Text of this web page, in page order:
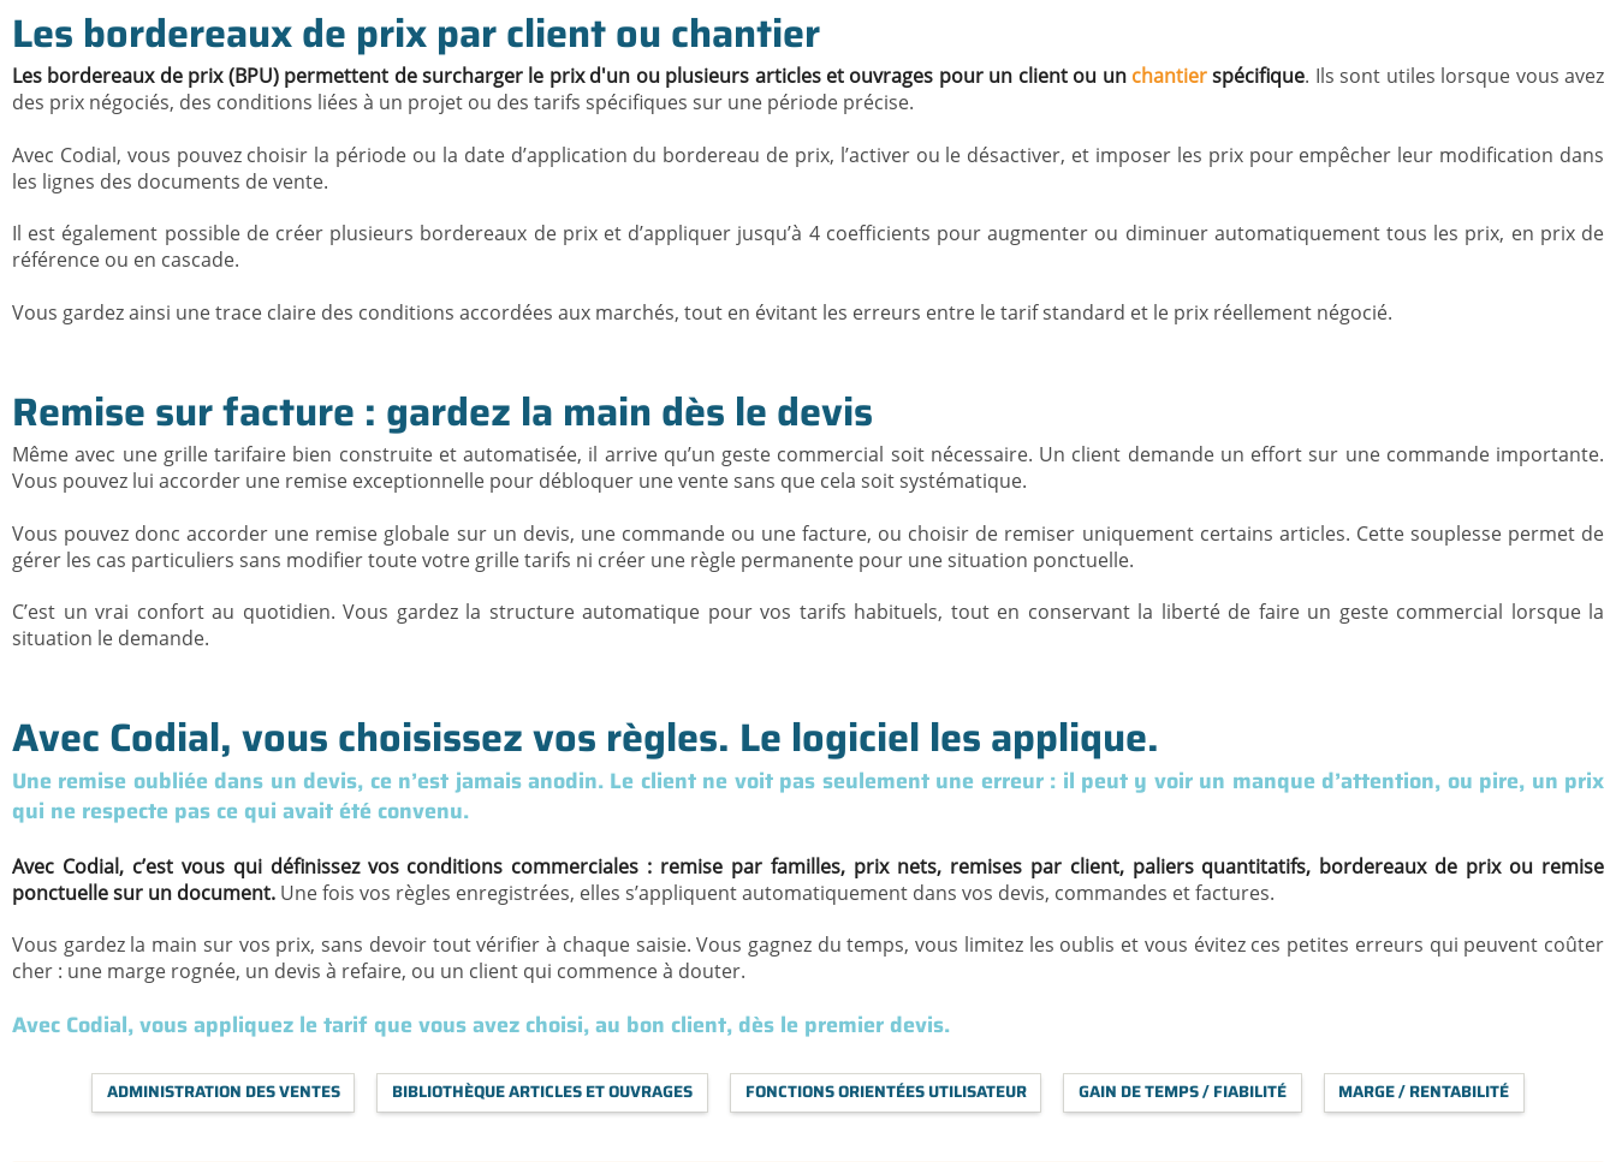
Les bordereaux de prix par client ou chantier
Les bordereaux de prix (BPU) permettent de surcharger le prix d'un ou plusieurs articles et ouvrages pour un client ou un chantierspécifique. Ils sont utiles lorsque vous avez
des prix négociés, des conditions liées à un projet ou des tarifs spécifiques sur une période précise.
Avec Codial, vous pouvez choisir la période ou la date d’application du bordereau de prix, l’activer ou le désactiver, et imposer les prix pour empêcher leur modification dans
les lignes des documents de vente.
Il est également possible de créer plusieurs bordereaux de prix et d’appliquer jusqu’à 4 coefficients pour augmenter ou diminuer automatiquement tous les prix, en prix de
référence ou en cascade.
Vous gardez ainsi une trace claire des conditions accordées aux marchés, tout en évitant les erreurs entre le tarif standard et le prix réellement négocié.
Remise sur facture : gardez la main dès le devis
Même avec une grille tarifaire bien construite et automatisée, il arrive qu’un geste commercial soit nécessaire. Un client demande un effort sur une commande importante.
Vous pouvez lui accorder une remise exceptionnelle pour débloquer une vente sans que cela soit systématique.
Vous pouvez donc accorder une remise globale sur un devis, une commande ou une facture, ou choisir de remiser uniquement certains articles. Cette souplesse permet de
gérer les cas particuliers sans modifier toute votre grille tarifs ni créer une règle permanente pour une situation ponctuelle.
C’est un vrai confort au quotidien. Vous gardez la structure automatique pour vos tarifs habituels, tout en conservant la liberté de faire un geste commercial lorsque la
situation le demande.
Avec Codial, vous choisissez vos règles. Le logiciel les applique.
Une remise oubliée dans un devis, ce n’est jamais anodin. Le client ne voit pas seulement une erreur : il peut y voir un manque d’attention, ou pire, un prix
qui ne respecte pas ce qui avait été convenu.
Avec Codial, c’est vous qui définissez vos conditions commerciales : remise par familles, prix nets, remises par client, paliers quantitatifs, bordereaux de prix ou remise
ponctuelle sur un document. Une fois vos règles enregistrées, elles s’appliquent automatiquement dans vos devis, commandes et factures.
Vous gardez la main sur vos prix, sans devoir tout vérifier à chaque saisie. Vous gagnez du temps, vous limitez les oublis et vous évitez ces petites erreurs qui peuvent coûter
cher : une marge rognée, un devis à refaire, ou un client qui commence à douter.
Avec Codial, vous appliquez le tarif que vous avez choisi, au bon client, dès le premier devis.
ADMINISTRATION DES VENTES BIBLIOTHÈQUE ARTICLES ET OUVRAGES FONCTIONS ORIENTÉES UTILISATEUR GAIN DE TEMPS / FIABILITÉ MARGE / RENTABILITÉ